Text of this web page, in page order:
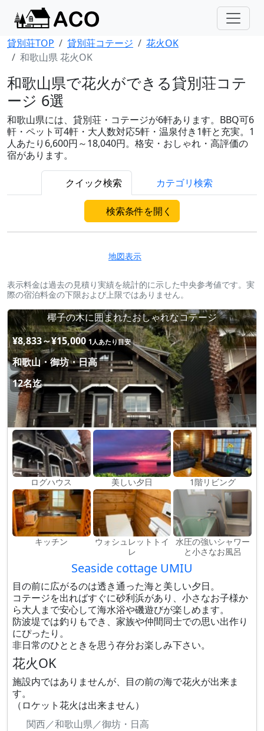
貸別荘TOP 貸別荘コテージ
花火OK
和歌山県 花火OK
和歌山県で花火ができる貸別荘コテ
ージ 6選
和歌山県には、貸別荘・コテージが6軒あります。BBQ可6
軒・ペット可4軒・大人数対応5軒・温泉付き1軒と充実。1
人あたり6,600円～18,040円。格安・おしゃれ・高評価の
宿があります。
クイック検索 カテゴリ検索
検索条件を開く
地図表示
表示料金は過去の見積り実績を統計的に示した中央参考値です。実
際の宿泊料金の下限および上限ではありません。
椰子の木に囲まれたおしゃれなコテージ
¥8,833～¥15,000 1人あたり目安
和歌山・御坊・日高
12名迄
ログハウス 美しい夕日 1階リビング
キッチン
ウォシュレットトイ
レ
水圧の強いシャワー
と小さなお風呂
Seaside cottage UMIU
目の前に広がるのは透き通った海と美しい夕日。
コテージを出ればすぐに砂利浜があり、小さなお子様か
ら大人まで安心して海水浴や磯遊びが楽しめます。
防波堤では釣りもでき、家族や仲間同士での思い出作り
にぴったり。
非日常のひとときを思う存分お楽しみ下さい。
花火OK
施設内ではありませんが、目の前の海で花火が出来ま
す。
（ロケット花火は出来ません）
関西／和歌山県／御坊・日高